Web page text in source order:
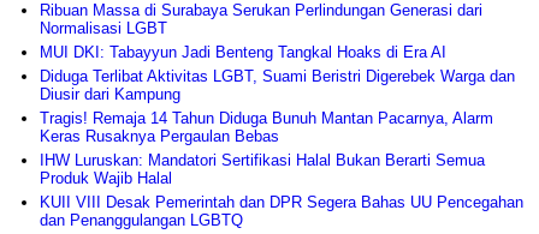
Ribuan Massa di Surabaya Serukan Perlindungan Generasi dari
Normalisasi LGBT
MUI DKI: Tabayyun Jadi Benteng Tangkal Hoaks di Era AI
Diduga Terlibat Aktivitas LGBT, Suami Beristri Digerebek Warga dan
Diusir dari Kampung
Tragis! Remaja 14 Tahun Diduga Bunuh Mantan Pacarnya, Alarm
Keras Rusaknya Pergaulan Bebas
IHW Luruskan: Mandatori Sertifikasi Halal Bukan Berarti Semua
Produk Wajib Halal
KUII VIII Desak Pemerintah dan DPR Segera Bahas UU Pencegahan
dan Penanggulangan LGBTQ